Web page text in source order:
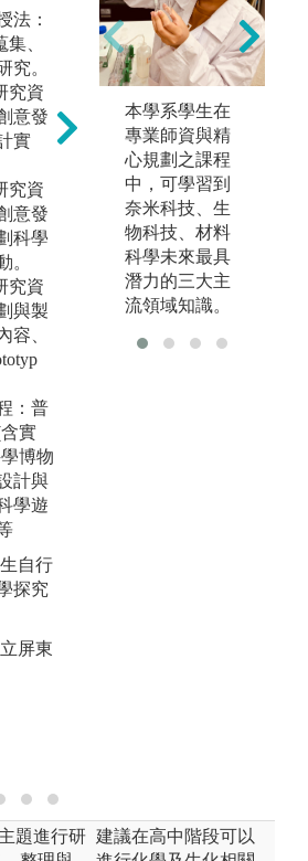
法：
、
究。
究資
意發
實
究資
意發
科學
。
究資
與製
容、
：普
實
博物
計與
學遊
自行
探究
屏東
透過設計思考
方法，帶領學
生跨領域、跨
學科設計並發
展出具體的產
品，包括教
具、教材、教
法及各類型的
大眾科學活動
等。
圖解:設計思考
工作坊
大學
本學系學生在
專業師資與精
心規劃之課程
中，可學習到
奈米科技、生
物科技、材料
科學未來最具
潛力的三大主
流領域知識。
題進行研 建議在高中階段可以